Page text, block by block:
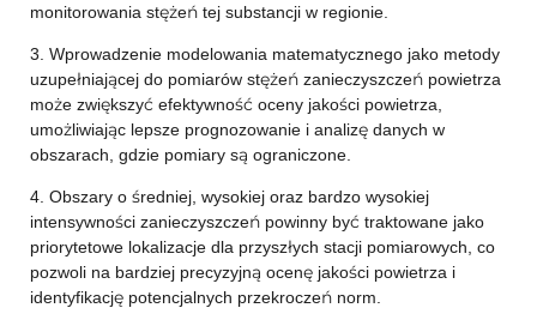
monitorowania stężeń tej substancji w regionie.
3. Wprowadzenie modelowania matematycznego jako metody
uzupełniającej do pomiarów stężeń zanieczyszczeń powietrza
może zwiększyć efektywność oceny jakości powietrza,
umożliwiając lepsze prognozowanie i analizę danych w
obszarach, gdzie pomiary są ograniczone.
4. Obszary o średniej, wysokiej oraz bardzo wysokiej
intensywności zanieczyszczeń powinny być traktowane jako
priorytetowe lokalizacje dla przyszłych stacji pomiarowych, co
pozwoli na bardziej precyzyjną ocenę jakości powietrza i
identyfikację potencjalnych przekroczeń norm.